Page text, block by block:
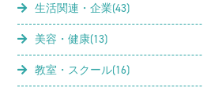
生活関連・企業(43)
美容・健康(13)
教室・スクール(16)